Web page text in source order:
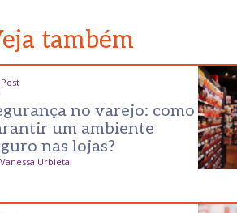
também
Post
no varejo: como
um ambiente
nas lojas?
Vanessa Urbieta